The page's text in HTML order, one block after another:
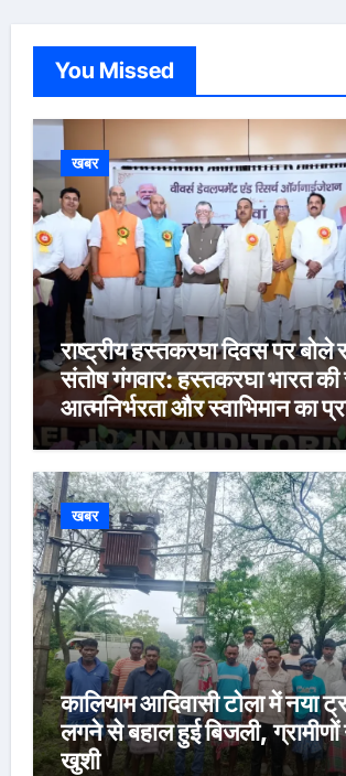
You Missed
खबर
राष्ट्रीय हस्तकरघा दिवस पर बोले
संतोष गंगवार: हस्तकरघा भारत
आत्मनिर्भरता और स्वाभिमान का
खबर
कालियाम आदिवासी टोला में नया
लगने से बहाल हुई बिजली,
खुशी